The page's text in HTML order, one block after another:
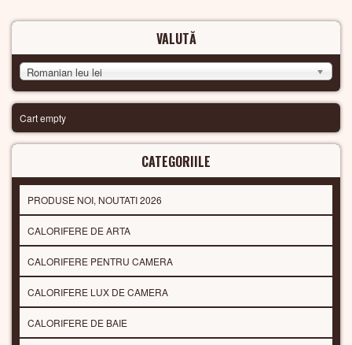
VALUTĂ
Romanian leu lei
Cart empty
CATEGORIILE
PRODUSE NOI, NOUTATI 2026
CALORIFERE DE ARTA
CALORIFERE PENTRU CAMERA
CALORIFERE LUX DE CAMERA
CALORIFERE DE BAIE